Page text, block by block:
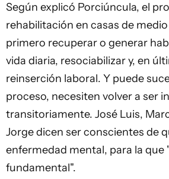
Según explicó Porciúncula, el
rehabilitación en casas de
primero recuperar o generar
vida diaria, resociabilizar y, en
reinserción laboral. Y puede
proceso, necesiten volver a ser
transitoriamente. José Luis,
Jorge dicen ser conscientes de
enfermedad mental, para la que
fundamental".